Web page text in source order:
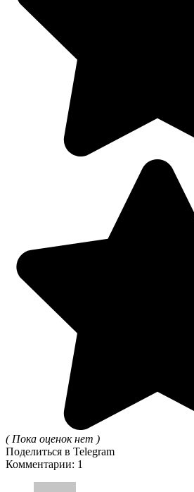
( Пока оценок нет )
Поделиться в Telegram
Комментарии: 1